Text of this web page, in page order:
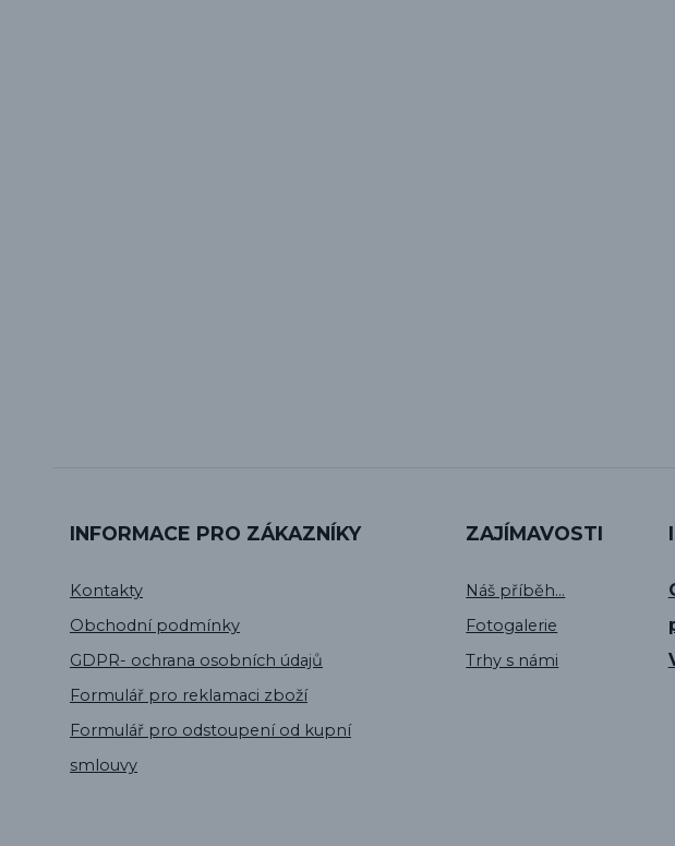
INFORMACE PRO ZÁKAZNÍKY
Kontakty
Obchodní podmínky
GDPR- ochrana osobních údajů
Formulář pro reklamaci zboží
Formulář pro odstoupení od kupní
smlouvy
ZAJÍMAVOSTI
Náš příběh...
Fotogalerie
Trhy s námi